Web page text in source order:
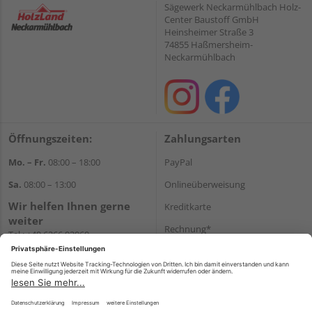
Sägewerk Neckarmühlbach Holz-
Center Baustoff GmbH
Heinsheimer Straße 3
74855 Haßmersheim-
Neckarmühlbach
Öffnungszeiten:
Mo. – Fr. 08:00 – 18:00
Sa. 08:00 – 13:00
Wir helfen Ihnen gerne
weiter
Tel.:+49 6266 92060
E-Mail:shop@holzcenter-shop.de
Zahlungsarten
PayPal
Onlineüberweisung
Kreditkarte
Rechnung*
Versand